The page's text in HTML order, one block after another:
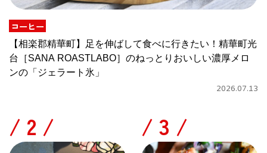
コーヒー
【相楽郡精華町】足を伸ばして食べに行きたい！精華町光
台［SANA ROASTLABO］のねっとりおいしい濃厚メロ
ンの「ジェラート氷」
2026.07.13
/ /